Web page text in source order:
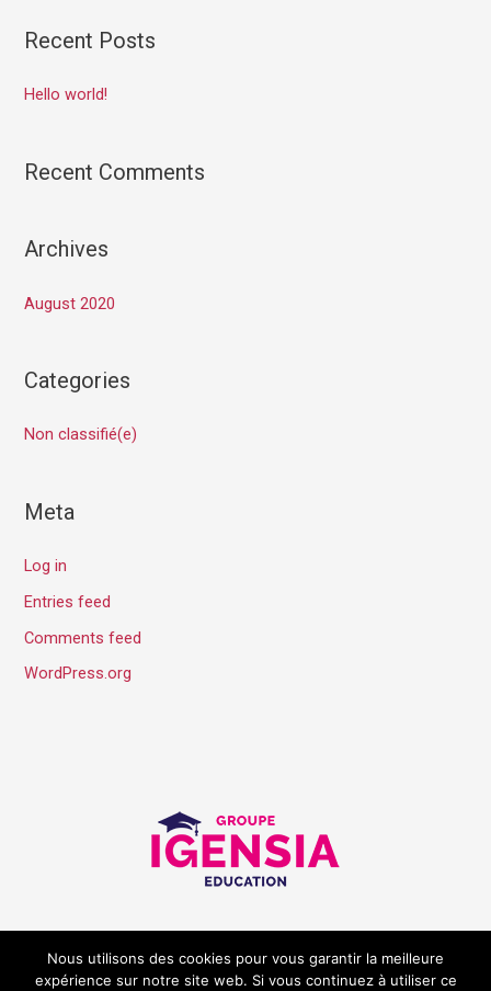
Recent Posts
Hello world!
Recent Comments
Archives
August 2020
Categories
Non classifié(e)
Meta
Log in
Entries feed
Comments feed
WordPress.org
Mentions légales Cookies
Nous utilisons des cookies pour vous garantir la meilleure
expérience sur notre site web. Si vous continuez à utiliser ce